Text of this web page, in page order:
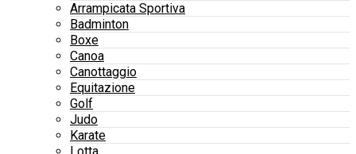
Arrampicata Sportiva
Badminton
Boxe
Canoa
Canottaggio
Equitazione
Golf
Judo
Karate